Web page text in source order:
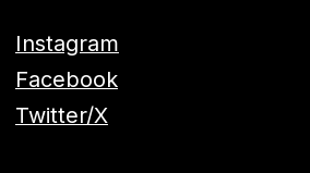
Instagram
Facebook
Twitter/X